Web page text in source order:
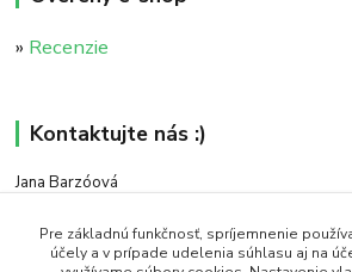
» Recenzie
Kontaktujte nás :)
Jana Barzóová
(PO - PIA, 8:00 - 18:00)
Pre základnú funkčnosť, spríjemnenie
účely a v prípade udelenia súhlasu aj na